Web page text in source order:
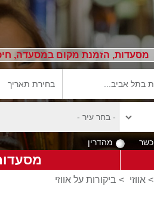
מסעדות, הזמנת מקום במסעדה,
כשר מהדרין
> אווזי > ביקורות על אווזי